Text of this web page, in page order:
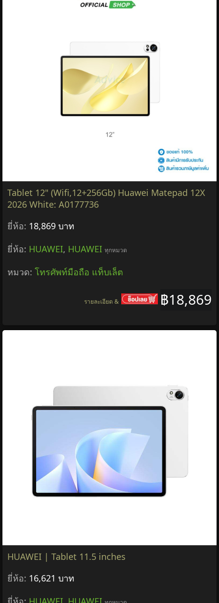
Tablet 12" (Wifi,12+256Gb) Huawei Matepad 12X
2026 White: A0177736
ยี่ห้อ: 18,869 บาท
ยี่ห้อ: HUAWEI, HUAWEI ทุกหมวด
หมวด: โทรศัพท์มือถือ แท็บเล็ต
฿18,869
รายละเอียด &
HUAWEI | Tablet 11.5 inches
ยี่ห้อ: 16,621 บาท